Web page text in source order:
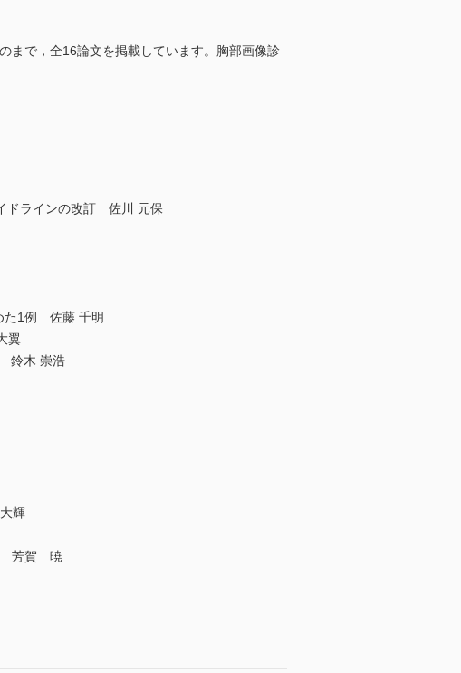
まで，全16論文を掲載しています。胸部画像診
ドラインの改訂 佐川 元保
た1例 佐藤 千明
翼
鈴木 崇浩
輝
芳賀 暁